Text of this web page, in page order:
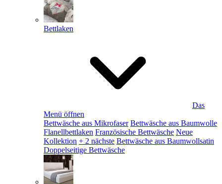
Bettlaken
Das
Menü öffnen
Bettwäsche aus Mikrofaser Bettwäsche aus Baumwolle
Flanellbettlaken Französische Bettwäsche Neue
Kollektion + 2 nächste Bettwäsche aus Baumwollsatin
Doppelseitige Bettwäsche